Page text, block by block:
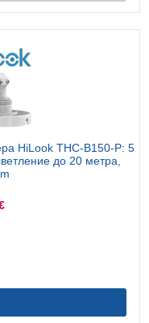
HiLook THC-B150-P: 5
до 20 метра,